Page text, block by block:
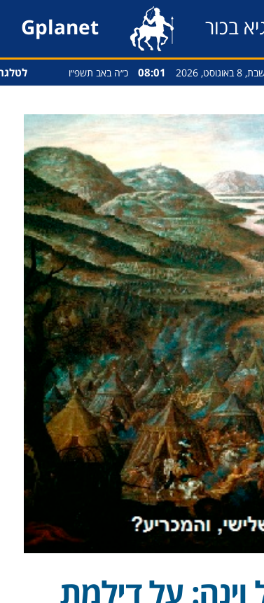
בכור Gplanet
8 באוגוסט, 2026 08:01 כ״ה באב תשפ״ו
על דילמת